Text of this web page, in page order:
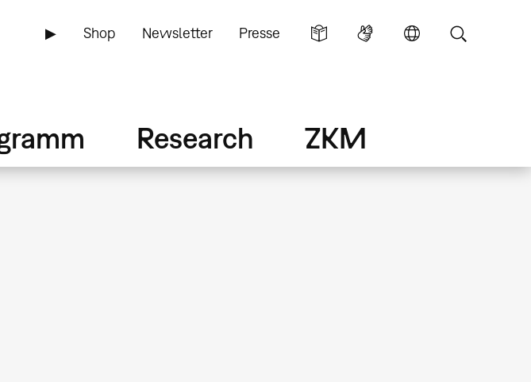
▶ Shop Newsletter Presse
Research ZKM